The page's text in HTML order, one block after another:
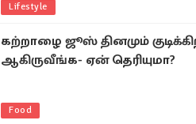
Lifestyle
கற்றாழை ஜூஸ் தினமும்
ஆகிருவீங்க- ஏன் தெரியுமா?
Food